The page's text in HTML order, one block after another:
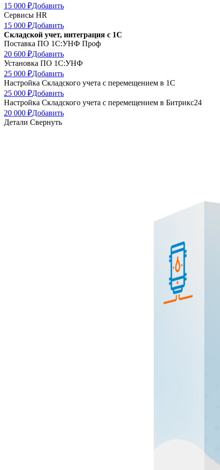
15 000 ₽Добавить
Сервисы HR
15 000 ₽Добавить
Складской учет, интеграция с 1С
Поставка ПО 1C:УНФ Проф
20 600 ₽Добавить
Установка ПО 1C:УНФ
25 000 ₽Добавить
Настройка Складского учета с перемещением в 1С
25 000 ₽Добавить
Настройка Складского учета с перемещением в Битрикс24
20 000 ₽Добавить
Детали Свернуть